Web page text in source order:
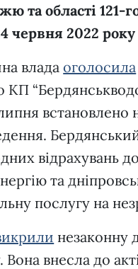
та області 121-
червня 2022 року
владаоголосила
встановлено
відрахувань
та
послугу на
незаконну
внесла до